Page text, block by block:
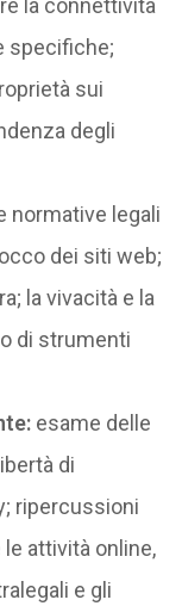
la connettività
specifiche;
sui
degli
normative legali
dei siti web;
la vivacità e la
di strumenti
esame delle
di
ripercussioni
attività online,
e gli